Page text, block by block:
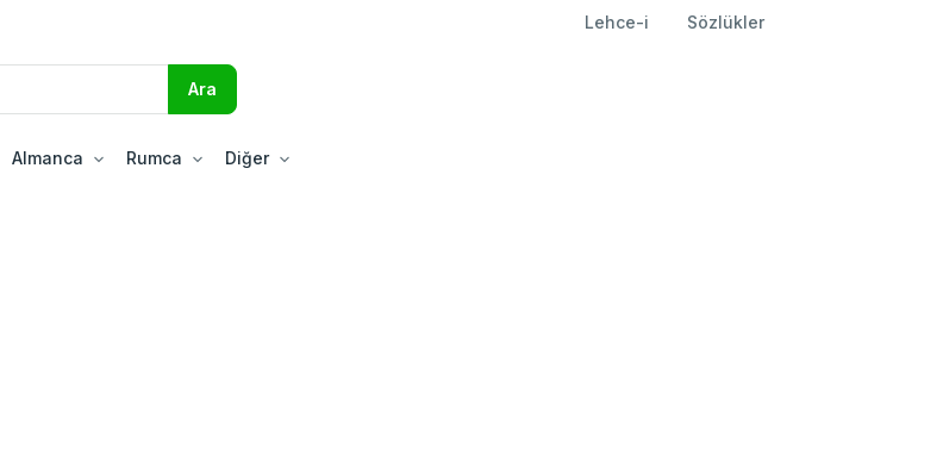
Lehce-i Sözlükler
Almanca Rumca Diğer